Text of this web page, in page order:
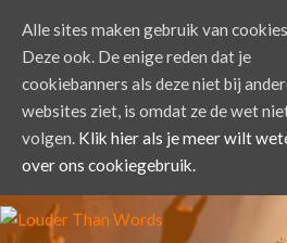
Alle sites maken gebruik van
Deze ook. De enige reden dat je
cookiebanners als deze niet bij
websites ziet, is omdat ze de wet
volgen. Klik hier als je meer wilt
over ons cookiegebruik.